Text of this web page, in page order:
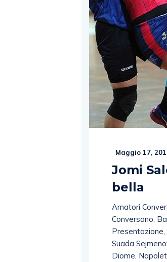
Maggio 17,
Jomi
bella
Amatori
Conversano:
Presentazione,
Suada
Diome,